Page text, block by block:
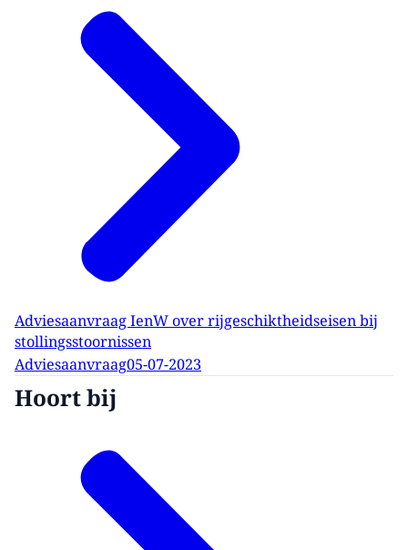
Adviesaanvraag IenW over rijgeschiktheidseisen bij
stollingsstoornissen
Adviesaanvraag05-07-2023
Hoort bij